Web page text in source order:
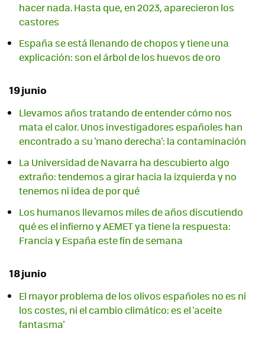
hacer nada. Hasta que, en 2023, aparecieron los
castores
España se está llenando de chopos y tiene una
explicación: son el árbol de los huevos de oro
19 junio
Llevamos años tratando de entender cómo nos
mata el calor. Unos investigadores españoles han
encontrado a su 'mano derecha': la contaminación
La Universidad de Navarra ha descubierto algo
extraño: tendemos a girar hacia la izquierda y no
tenemos ni idea de por qué
Los humanos llevamos miles de años discutiendo
qué es el infierno y AEMET ya tiene la respuesta:
Francia y España este fin de semana
18 junio
El mayor problema de los olivos españoles no es ni
los costes, ni el cambio climático: es el 'aceite
fantasma'